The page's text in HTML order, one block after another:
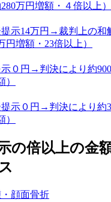
万円増額・４倍以上）
示14万円→裁判上の和
円増額・23倍以上）
０円→判決により約
）
示０円→判決により約
）
の倍以上の金
顔面骨折